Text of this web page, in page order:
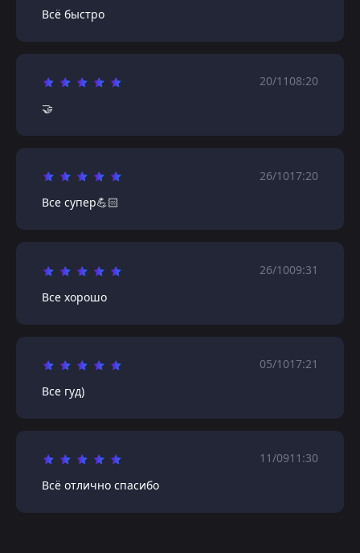
Всё быстро
20/1108:20
🤝
26/1017:20
Все супер💪🏻
26/1009:31
Все хорошо
05/1017:21
Все гуд)
11/0911:30
Всё отлично спасибо